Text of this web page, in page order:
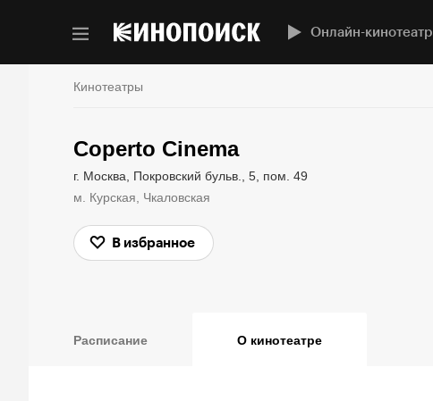
Онлайн-кинотеатр
Кинотеатры
Coperto Cinema
г. Москва, Покровский бульв., 5, пом. 49
м. Курская, Чкаловская
В избранное
Расписание О кинотеатре